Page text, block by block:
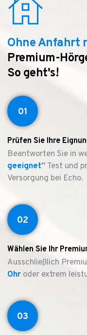
Ohne Anfahrt
Premium-
So geht's!
01
Prüfen Sie Ihre
Beantworten Sie in
geeignet” Test und
Versorgung bei Echo.
02
Wählen Sie Ihr
Ausschließlich
Ohr oder extrem
03